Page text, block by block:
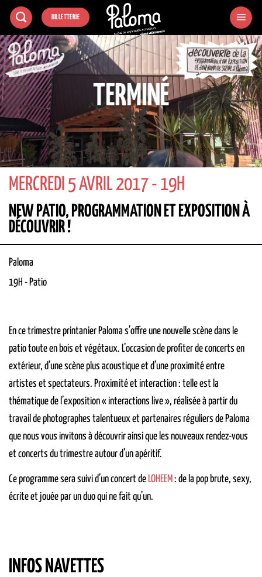
Passer
contenu
BILLETTERIE
TERMINÉ
MERCREDI 5 AVRIL 2017 - 19H
NEW PATIO, PROGRAMMATION ET EXPOSITION À
DÉCOUVRIR !
Paloma
19H - Patio
En ce trimestre printanier Paloma s’offre une nouvelle scène dans le
patio toute en bois et végétaux. L’occasion de profiter de concerts en
extérieur, d’une scène plus acoustique et d’une proximité entre
artistes et spectateurs. Proximité et interaction : telle est la
thématique de l’exposition « interactions live », réalisée à partir du
travail de photographes talentueux et partenaires réguliers de Paloma
que nous vous invitons à découvrir ainsi que les nouveaux rendez-vous
et concerts du trimestre autour d’un apéritif.
Ce programme sera suivi d’un concert de LOHEEM : de la pop brute, sexy,
écrite et jouée par un duo qui ne fait qu’un.
INFOS NAVETTES